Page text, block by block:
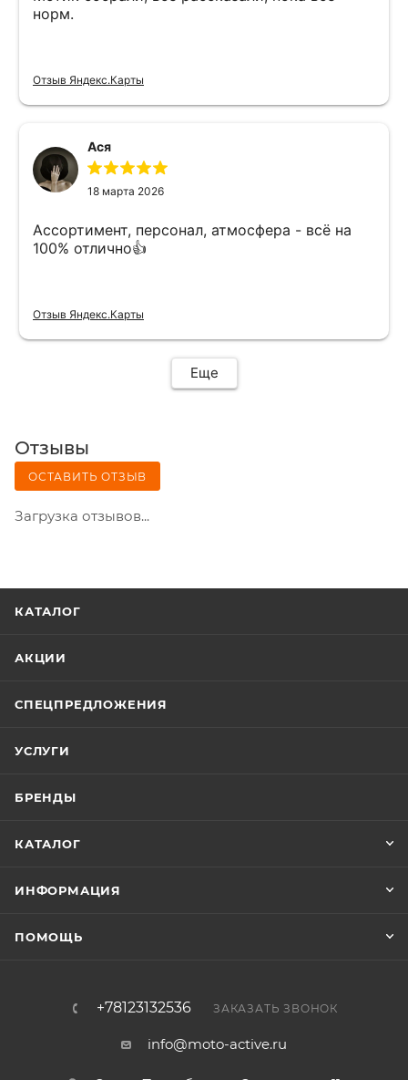
норм.
Отзыв Яндекс.Карты
Ася
18 марта 2026
Ассортимент, персонал, атмосфера - всё на
100% отлично👍
Отзыв Яндекс.Карты
Еще
Отзывы
ОСТАВИТЬ ОТЗЫВ
Загрузка отзывов...
КАТАЛОГ
АКЦИИ
СПЕЦПРЕДЛОЖЕНИЯ
УСЛУГИ
БРЕНДЫ
КАТАЛОГ
ИНФОРМАЦИЯ
ПОМОЩЬ
+78123132536 ЗАКАЗАТЬ ЗВОНОК
info@moto-active.ru